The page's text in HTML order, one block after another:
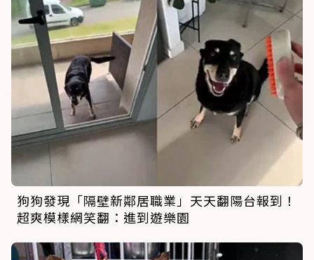
狗狗發現「隔壁新鄰居職業」天天翻陽台報到！
超爽模樣網笑翻：進到遊樂園